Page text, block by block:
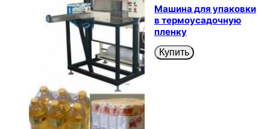
Машина для упаковки
в термоусадочную
пленку
Купить